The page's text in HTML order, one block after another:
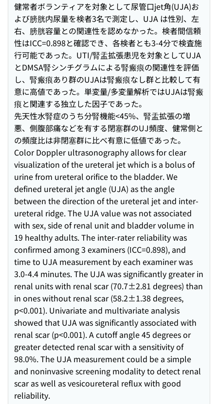
健常者ボランティアを対象として尿管口jet角(UJA)お
よび膀胱内尿量を検者3名で測定し、UJA は性別、左
右、膀胱容量との関連性を認めなかった。検者間信頼
性はICC=0.898と確認でき、各検者とも3-4分で検査施
行可能であった。UTI/腎盂拡張患児を対象としてUJA
とDMSA腎シンチグラムによる腎瘢痕の関連性を評価
し、腎瘢痕あり群のUJAは腎瘢痕なし群と比較して有
意に高値であった。単変量/多変量解析ではUJAは腎瘢
痕と関連する独立した因子であった。
先天性水腎症のうち分腎機能<45%、腎盂拡張の増
悪、側腹部痛などを有する閉塞群のUJ頻度、健常側と
の頻度比は非閉塞群に比べ有意に低値であった。
Color Doppler ultrasonography allows for clear
visualization of the ureteral jet which is a bolus of
urine from ureteral orifice to the bladder. We
defined ureteral jet angle (UJA) as the angle
between the direction of the ureteral jet and inter-
ureteral ridge. The UJA value was not associated
with sex, side of renal unit and bladder volume in
19 healthy adults. The inter-rater reliability was
confirmed among 3 examiners (ICC=0.898), and
time to UJA measurement by each examiner was
3.0-4.4 minutes. The UJA was significantly greater in
renal units with renal scar (70.7±2.81 degrees) than
in ones without renal scar (58.2±1.38 degrees,
p<0.001). Univariate and multivariate analysis
showed that UJA was significantly associated with
renal scar (p<0.001). A cutoff angle 45 degrees or
greater detected renal scar with a sensitivity of
98.0%. The UJA measurement could be a simple
and noninvasive screening modality to detect renal
scar as well as vesicoureteral reflux with good
reliability.